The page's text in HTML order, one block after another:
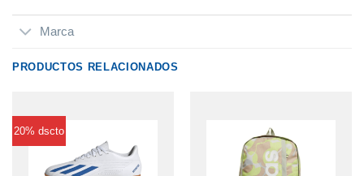
Marca
PRODUCTOS RELACIONADOS
20% dscto